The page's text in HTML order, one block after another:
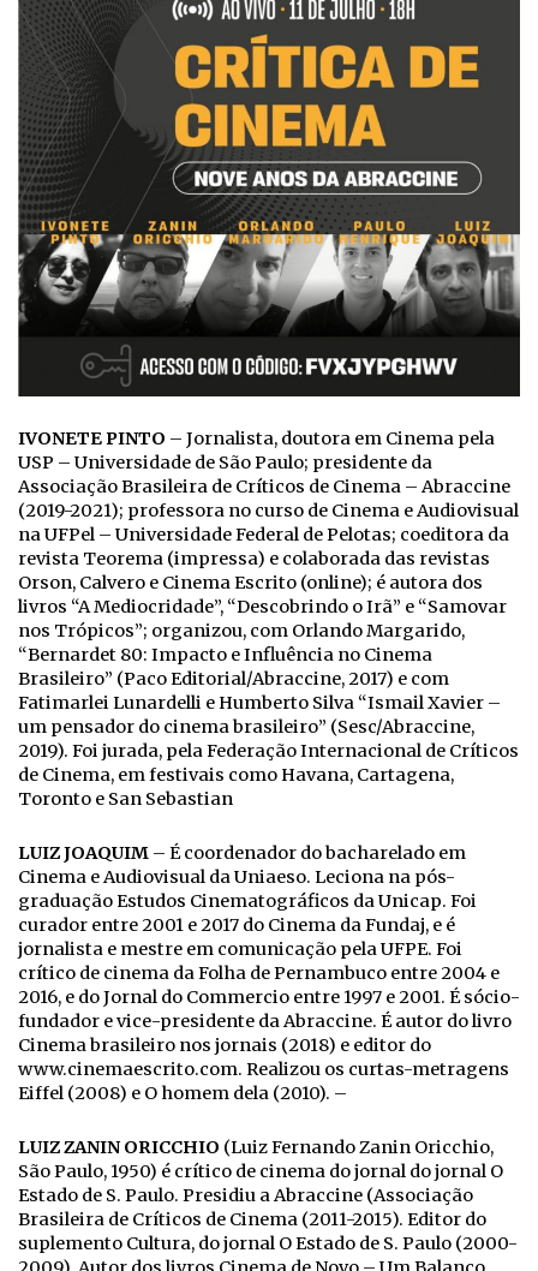
IVONETE PINTO – Jornalista, doutora em Cinema pela
USP – Universidade de São Paulo; presidente da
Associação Brasileira de Críticos de Cinema – Abraccine
(2019-2021); professora no curso de Cinema e Audiovisual
na UFPel – Universidade Federal de Pelotas; coeditora da
revista Teorema (impressa) e colaborada das revistas
Orson, Calvero e Cinema Escrito (online); é autora dos
livros “A Mediocridade”, “Descobrindo o Irã” e “Samovar
nos Trópicos”; organizou, com Orlando Margarido,
“Bernardet 80: Impacto e Influência no Cinema
Brasileiro” (Paco Editorial/Abraccine, 2017) e com
Fatimarlei Lunardelli e Humberto Silva “Ismail Xavier –
um pensador do cinema brasileiro” (Sesc/Abraccine,
2019). Foi jurada, pela Federação Internacional de Críticos
de Cinema, em festivais como Havana, Cartagena,
Toronto e San Sebastian
LUIZ JOAQUIM – É coordenador do bacharelado em
Cinema e Audiovisual da Uniaeso. Leciona na pós-
graduação Estudos Cinematográficos da Unicap. Foi
curador entre 2001 e 2017 do Cinema da Fundaj, e é
jornalista e mestre em comunicação pela UFPE. Foi
crítico de cinema da Folha de Pernambuco entre 2004 e
2016, e do Jornal do Commercio entre 1997 e 2001. É sócio-
fundador e vice-presidente da Abraccine. É autor do livro
Cinema brasileiro nos jornais (2018) e editor do
www.cinemaescrito.com. Realizou os curtas-metragens
Eiffel (2008) e O homem dela (2010). –
LUIZ ZANIN ORICCHIO (Luiz Fernando Zanin Oricchio,
São Paulo, 1950) é crítico de cinema do jornal do jornal O
Estado de S. Paulo. Presidiu a Abraccine (Associação
Brasileira de Críticos de Cinema (2011-2015). Editor do
suplemento Cultura, do jornal O Estado de S. Paulo (2000-